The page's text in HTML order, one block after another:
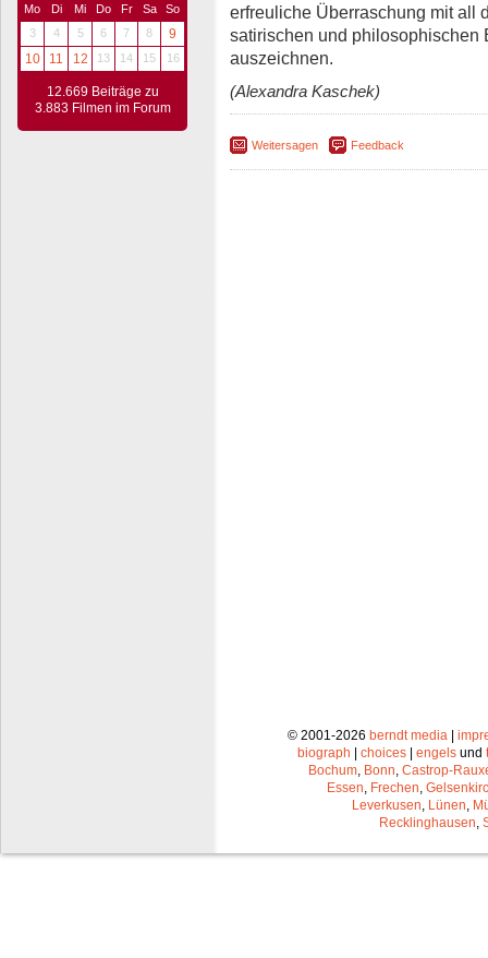
Mo Di Mi Do Fr Sa
So
3
4 5 6 7 8
9
10
11 12 13 14 15 16
12.669 Beiträge zu
3.883 Filmen im Forum
erfreuliche Überraschung mit all
satirischen und philosophischen
auszeichnen.
(Alexandra Kaschek)
Weitersagen Feedback
© 2001-2026 berndt media |
biograph | choices | engels und
Bochum Bonn Castrop-
Essen Frechen
Leverkusen Lünen
Recklinghausen